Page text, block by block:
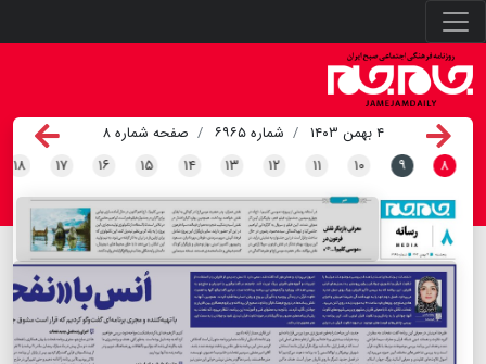
۴ بهمن ۱۴۰۳ شماره ۶۹۶۵
صفحه شماره ۸
۸ ۹ ۱۰ ۱۱ ۱۲ ۱۳ ۱۴ ۱۵ ۱۶ ۱۷ ۱۸